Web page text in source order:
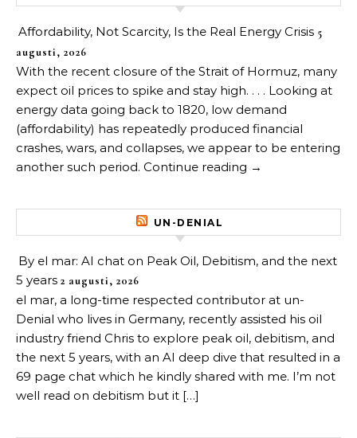
Affordability, Not Scarcity, Is the Real Energy Crisis 5
augusti, 2026
With the recent closure of the Strait of Hormuz, many
expect oil prices to spike and stay high. . . . Looking at
energy data going back to 1820, low demand
(affordability) has repeatedly produced financial
crashes, wars, and collapses, we appear to be entering
another such period. Continue reading →
UN-DENIAL
By el mar: AI chat on Peak Oil, Debitism, and the next
5 years 2 augusti, 2026
el mar, a long-time respected contributor at un-
Denial who lives in Germany, recently assisted his oil
industry friend Chris to explore peak oil, debitism, and
the next 5 years, with an AI deep dive that resulted in a
69 page chat which he kindly shared with me. I’m not
well read on debitism but it […]